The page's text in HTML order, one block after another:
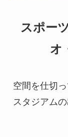
スポー
オ
空間を仕切
スタジアム